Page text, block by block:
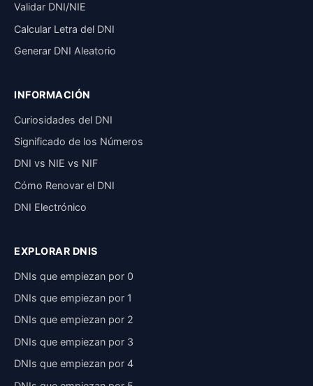
Validar DNI/NIE
Calcular Letra del DNI
Generar DNI Aleatorio
INFORMACIÓN
Curiosidades del DNI
Significado de los Números
DNI vs NIE vs NIF
Cómo Renovar el DNI
DNI Electrónico
EXPLORAR DNIS
DNIs que empiezan por 0
DNIs que empiezan por 1
DNIs que empiezan por 2
DNIs que empiezan por 3
DNIs que empiezan por 4